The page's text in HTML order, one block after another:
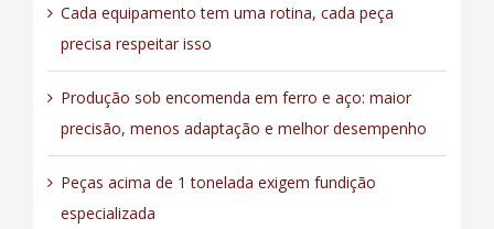
Cada equipamento tem uma rotina, cada peça
precisa respeitar isso
Produção sob encomenda em ferro e aço: maior
precisão, menos adaptação e melhor desempenho
Peças acima de 1 tonelada exigem fundição
especializada